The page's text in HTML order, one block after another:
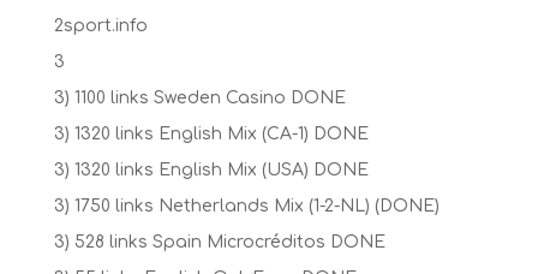
2sport.info
3
3) 1100 links Sweden Casino DONE
3) 1320 links English Mix (CA-1) DONE
3) 1320 links English Mix (USA) DONE
3) 1750 links Netherlands Mix (1-2-NL) (DONE)
3) 528 links Spain Microcréditos DONE